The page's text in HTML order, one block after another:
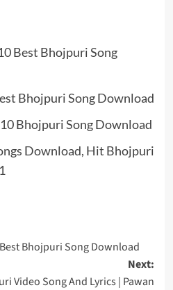
Best Bhojpuri Song
Bhojpuri Song Download
Bhojpuri Song Download
Download, Hit Bhojpuri
Bhojpuri Song Download
Next:
Video Song And Lyrics | Pawan